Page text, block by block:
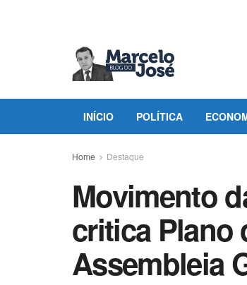
INÍCIO POLÍTICA
Home Destaque
Movimento
critica Plano
Assembleia